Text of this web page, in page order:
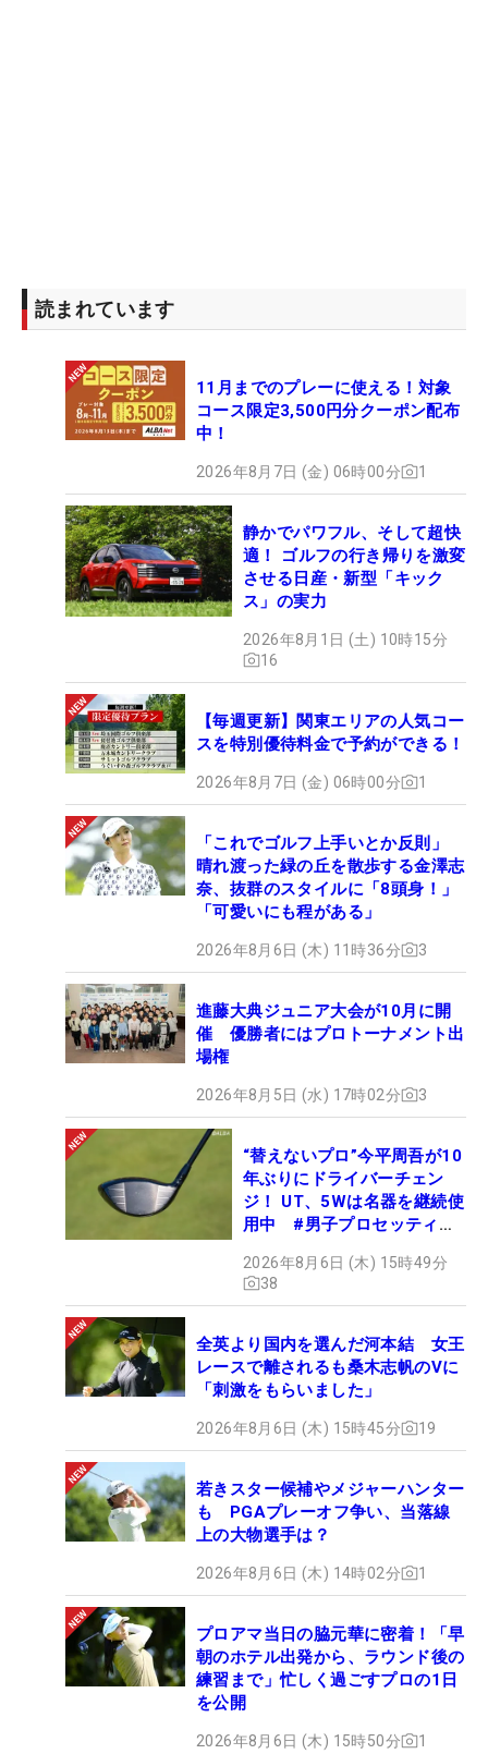
読まれています
11月までのプレーに使える！対象
コース限定3,500円分クーポン配布
中！
2026年8月7日 (金) 06時00分 1
静かでパワフル、そして超快
適！ ゴルフの行き帰りを激変
させる日産・新型「キック
ス」の実力
2026年8月1日 (土) 10時15分
16
【毎週更新】関東エリアの人気コー
スを特別優待料金で予約ができる！
2026年8月7日 (金) 06時00分 1
「これでゴルフ上手いとか反則」
晴れ渡った緑の丘を散歩する金澤志
奈、抜群のスタイルに「8頭身！」
「可愛いにも程がある」
2026年8月6日 (木) 11時36分 3
進藤大典ジュニア大会が10月に開
催 優勝者にはプロトーナメント出
場権
2026年8月5日 (水) 17時02分 3
“替えないプロ”今平周吾が10
年ぶりにドライバーチェン
ジ！ UT、5Wは名器を継続使
用中 #男子プロセッティン
2026年8月6日 (木) 15時49分
38
全英より国内を選んだ河本結 女王
レースで離されるも桑木志帆のVに
「刺激をもらいました」
2026年8月6日 (木) 15時45分 19
若きスター候補やメジャーハンター
も PGAプレーオフ争い、当落線
上の大物選手は？
2026年8月6日 (木) 14時02分 1
プロアマ当日の脇元華に密着！「早
朝のホテル出発から、ラウンド後の
練習まで」忙しく過ごすプロの1日
を公開
2026年8月6日 (木) 15時50分 1